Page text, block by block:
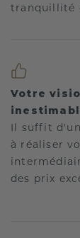
tranquillité
Votre
Il suffit
à réaliser
des prix